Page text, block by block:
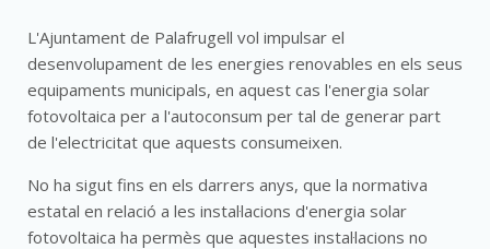
L'Ajuntament de Palafrugell vol impulsar el
desenvolupament de les energies renovables en els seus
equipaments municipals, en aquest cas l'energia solar
fotovoltaica per a l'autoconsum per tal de generar part
de l'electricitat que aquests consumeixen.
No ha sigut fins en els darrers anys, que la normativa
estatal en relació a les instal·lacions d'energia solar
fotovoltaica ha permès que aquestes instal·lacions no